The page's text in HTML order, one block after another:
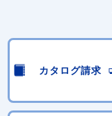
カタログ請求